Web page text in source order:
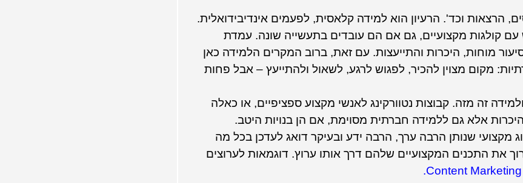
הרצאות וכד'. הרעיון הוא למידה קלאסית, לפעמים אינדיבידואלית.
קולגות מקצועיים, גם אם הם עובדים בתעשייה שונה. עמדת
מוחות, היכרות והתייעצות. עם זאת, ברוב המקרים הלמידה כאן
מקום מצוין להכיר, לפגוש לרגע, לשאול ולהתייעץ – אבל פחות
זה מזה. קבוצות נטוורקינג לאנשי מקצוע ספציפיים, או כאלה
אלא גם ללמידה חברתית מסוימת, אם הן בנויות היטב.
מקצועי שנותן הרבה ערך, הרבה ידע ובעיקר דואג לעדכן בכל מה
את התכנים המקצועיים שלהם דרך אותו ערוץ. דוגמאות לערוצים
Content
.